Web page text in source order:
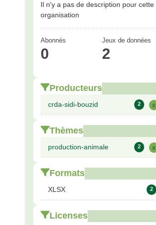
Il n'y a pas de description pour cette
organisation
Abonnés
0
Jeux de données
2
Producteurs
crda-sidi-bouzid 2 x
Thèmes
production-animale 2 x
Formats
XLSX 2
Licenses